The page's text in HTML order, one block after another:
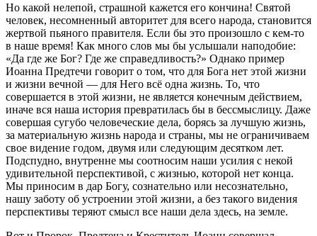
Но какой нелепой, страшной кажется его кончина! Святой
человек, несомненный авторитет для всего народа, становится
жертвой пьяного правителя. Если бы это произошло с кем-то
в наше время! Как много слов мы бы услышали наподобие:
«Да где же Бог? Где же справедливость?» Однако пример
Иоанна Предтечи говорит о том, что для Бога нет этой жизни
и жизни вечной — для Него всё одна жизнь. То, что
совершается в этой жизни, не является конечным действием,
иначе вся наша история превратилась бы в бессмыслицу. Даже
совершая сугубо человеческие дела, борясь за лучшую жизнь,
за материальную жизнь народа и страны, мы не ограничиваем
свое видение годом, двумя или следующим десятком лет.
Подспудно, внутренне мы соотносим наши усилия с некой
удивительной перспективой, с жизнью, которой нет конца.
Мы приносим в дар Богу, сознательно или несознательно,
нашу заботу об устроении этой жизни, а без такого видения
перспективы теряют смысл все наши дела здесь, на земле.